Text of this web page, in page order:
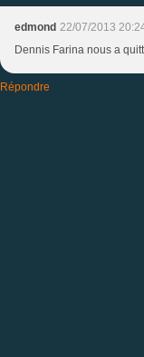
edmond 22/07/2013
Dennis Farina nous a
Répondre